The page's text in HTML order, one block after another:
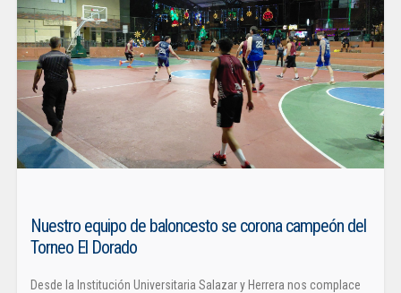
Nuestro equipo de baloncesto se corona campeón del
Torneo El Dorado
Desde la Institución Universitaria Salazar y Herrera nos complace